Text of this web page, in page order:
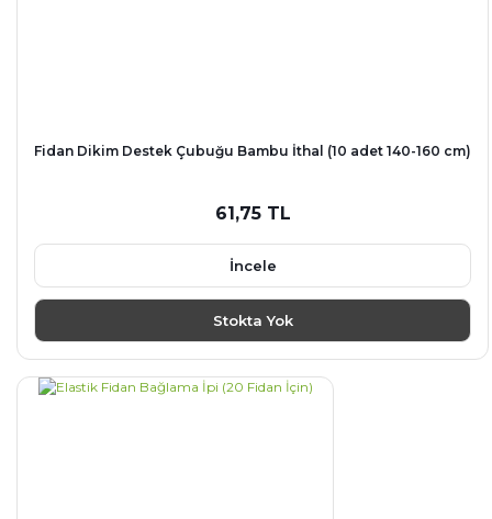
Fidan Dikim Destek Çubuğu Bambu İthal (10 adet 140-160 cm)
61,75 TL
İncele
Stokta Yok